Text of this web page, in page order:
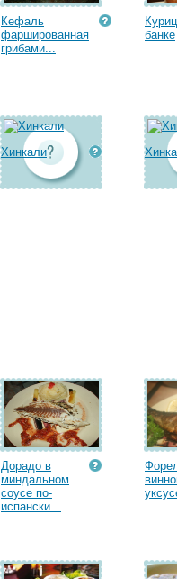
Кефаль
фаршированная
грибами...
банке
Хинкали
Дорадо в
миндальном
соусе по-
испански...